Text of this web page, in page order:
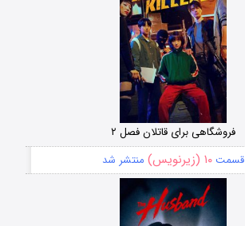
فروشگاهی برای قاتلان فصل ۲
قسمت۱۰ (زیرنویس) منتشر شد